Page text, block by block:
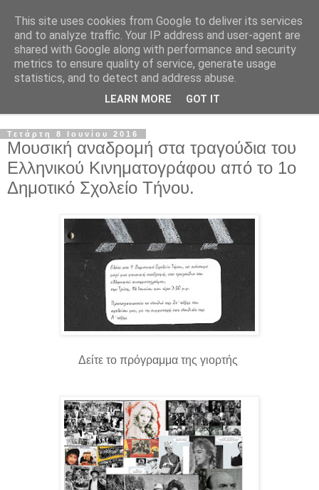
Τετάρτη 8 Ιουνίου 2016
Μουσική αναδρομή στα τραγούδια του
Ελληνικού Κινηματογράφου από το 1ο
Δημοτικό Σχολείο Τήνου.
Δείτε το πρόγραμμα της γιορτής
This site uses cookies from Google to deliver its services
and to analyze traffic. Your IP address and user-agent are
shared with Google along with performance and security
metrics to ensure quality of service, generate usage
statistics, and to detect and address abuse.
LEARN MORE GOT IT